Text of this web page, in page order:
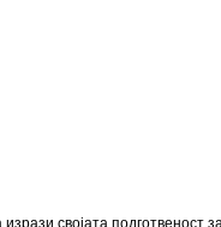
својата подготвеност